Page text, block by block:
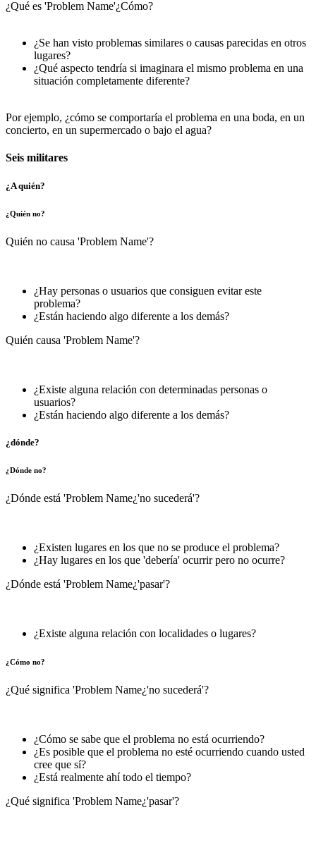
¿Qué es 'Problem Name'¿Cómo?
¿Se han visto problemas similares o causas parecidas en otros
lugares?
¿Qué aspecto tendría si imaginara el mismo problema en una
situación completamente diferente?
Por ejemplo, ¿cómo se comportaría el problema en una boda, en un
concierto, en un supermercado o bajo el agua?
Seis militares
¿A quién?
¿Quién no?
Quién no causa 'Problem Name'?
¿Hay personas o usuarios que consiguen evitar este
problema?
¿Están haciendo algo diferente a los demás?
Quién causa 'Problem Name'?
¿Existe alguna relación con determinadas personas o
usuarios?
¿Están haciendo algo diferente a los demás?
¿dónde?
¿Dónde no?
¿Dónde está 'Problem Name¿'no sucederá'?
¿Existen lugares en los que no se produce el problema?
¿Hay lugares en los que 'debería' ocurrir pero no ocurre?
¿Dónde está 'Problem Name¿'pasar'?
¿Existe alguna relación con localidades o lugares?
¿Cómo no?
¿Qué significa 'Problem Name¿'no sucederá'?
¿Cómo se sabe que el problema no está ocurriendo?
¿Es posible que el problema no esté ocurriendo cuando usted
cree que sí?
¿Está realmente ahí todo el tiempo?
¿Qué significa 'Problem Name¿'pasar'?